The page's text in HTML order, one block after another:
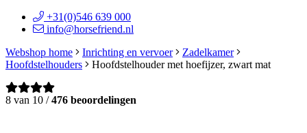
+31(0)546 639 000
info@horsefriend.nl
Webshop home
Inrichting en vervoer
Zadelkamer
Hoofdstelhouders
Hoofdstelhouder met hoefijzer, zwart mat
8 van 10 /476 beoordelingen